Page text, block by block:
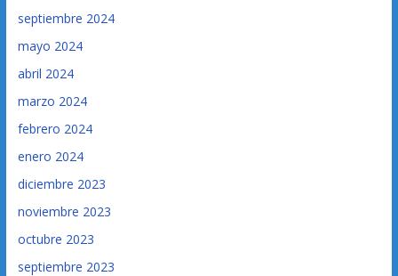
septiembre 2024
mayo 2024
abril 2024
marzo 2024
febrero 2024
enero 2024
diciembre 2023
noviembre 2023
octubre 2023
septiembre 2023